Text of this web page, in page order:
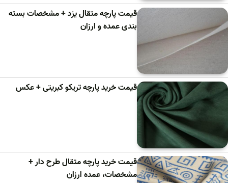
قیمت پارچه متقال یزد + مشخصات بسته
بندی عمده و ارزان
قیمت خرید پارچه تریکو کبریتی + عکس
قیمت خرید پارچه متقال طرح دار +
مشخصات، عمده ارزان